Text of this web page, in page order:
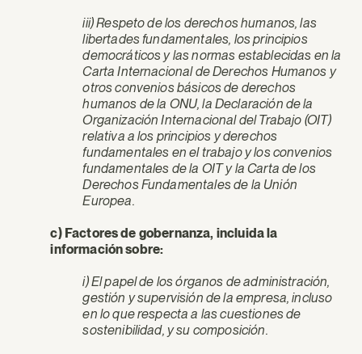
iii) Respeto de los derechos humanos, las
libertades fundamentales, los principios
democráticos y las normas establecidas en la
Carta Internacional de Derechos Humanos y
otros convenios básicos de derechos
humanos de la ONU, la Declaración de la
Organización Internacional del Trabajo (OIT)
relativa a los principios y derechos
fundamentales en el trabajo y los convenios
fundamentales de la OIT y la Carta de los
Derechos Fundamentales de la Unión
Europea.
c) Factores de gobernanza, incluida la
información sobre:
i) El papel de los órganos de administración,
gestión y supervisión de la empresa, incluso
en lo que respecta a las cuestiones de
sostenibilidad, y su composición.